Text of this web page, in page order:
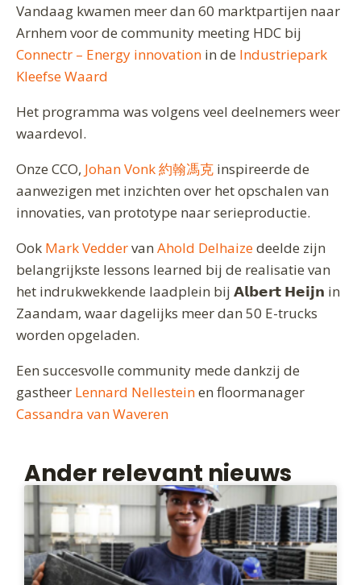
Vandaag kwamen meer dan 60 marktpartijen naar
Arnhem voor de community meeting HDC bij
Connectr – Energy innovation in de Industriepark
Kleefse Waard
Het programma was volgens veel deelnemers weer
waardevol.
Onze CCO, Johan Vonk 約翰馮克 inspireerde de
aanwezigen met inzichten over het opschalen van
innovaties, van prototype naar serieproductie.
Ook Mark Veddervan Ahold Delhaizedeelde zijn
belangrijkste lessons learned bij de realisatie van
het indrukwekkende laadplein bij 𝗔𝗹𝗯𝗲𝗿𝘁 𝗛𝗲𝗶𝗷𝗻 in
Zaandam, waar dagelijks meer dan 50 E-trucks
worden opgeladen.
Een succesvolle community mede dankzij de
gastheer Lennard Nellesteinen floormanager
Cassandra van Waveren
Ander relevant nieuws